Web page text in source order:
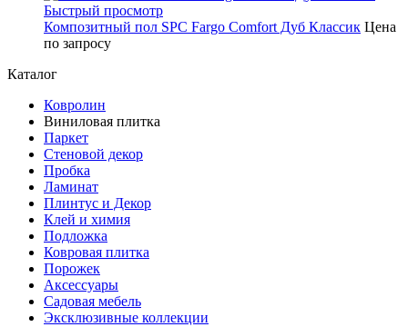
Быстрый просмотр
Композитный пол SPC Fargo Comfort Дуб Классик Цена
по запросу
Каталог
Ковролин
Виниловая плитка
Паркет
Стеновой декор
Пробка
Ламинат
Плинтус и Декор
Клей и химия
Подложка
Ковровая плитка
Порожек
Аксессуары
Садовая мебель
Эксклюзивные коллекции